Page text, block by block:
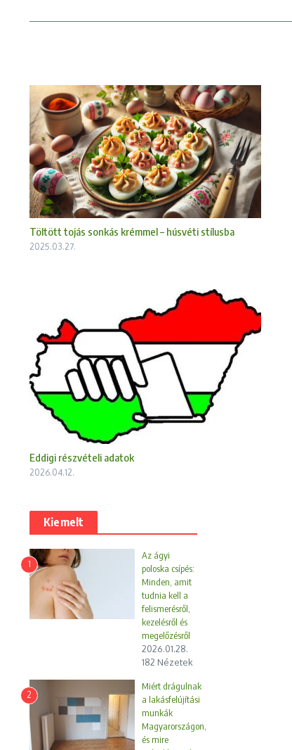
Töltött tojás sonkás krémmel – húsvéti stílusba
2025.03.27.
Eddigi részvételi adatok
2026.04.12.
Kiemelt
1
Az ágyi
poloska csípés:
Minden, amit
tudnia kell a
felismerésről,
kezelésről és
megelőzésről
2026.01.28.
182 Nézetek
2
Miért drágulnak
a lakásfelújítási
munkák
Magyarországon,
és mire